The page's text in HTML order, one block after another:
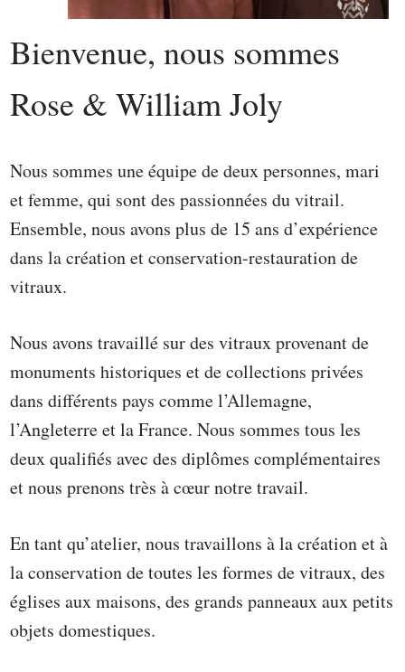
Bienvenue, nous sommes
Rose & William Joly
Nous sommes une équipe de deux personnes, mari
et femme, qui sont des passionnées du vitrail.
Ensemble, nous avons plus de 15 ans d’expérience
dans la création et conservation-restauration de
vitraux.
Nous avons travaillé sur des vitraux provenant de
monuments historiques et de collections privées
dans différents pays comme l’Allemagne,
l’Angleterre et la France. Nous sommes tous les
deux qualifiés avec des diplômes complémentaires
et nous prenons très à cœur notre travail.
En tant qu’atelier, nous travaillons à la création et à
la conservation de toutes les formes de vitraux, des
églises aux maisons, des grands panneaux aux petits
objets domestiques.